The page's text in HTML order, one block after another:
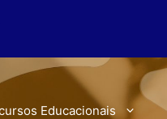
Educacionais